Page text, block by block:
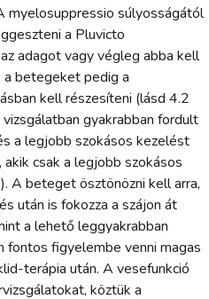
myelosuppressio súlyosságától
a Pluvicto
adagot vagy végleg abba kell
a betegeket pedig a
kell részesíteni (lásd 4.2
gyakrabban fordult
a legjobb szokásos kezelést
csak a legjobb szokásos
A beteget ösztönözni kell arra,
után is fokozza a szájon át
a lehető leggyakrabban
fontos figyelembe venni magas
terápia után. A vesefunkció
köztük a